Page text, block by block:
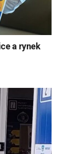
a rynek